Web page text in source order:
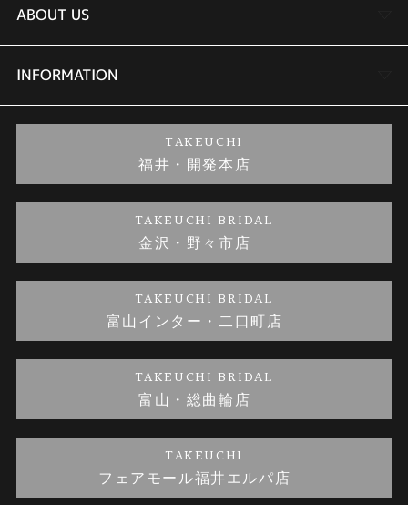
結婚指輪
セットリング
婚約ネックレス
金・プラチナのお取引
TAKEUCHI BRIDAL金沢本店情報
商品一覧
ブランドリスト
金澤指輪工房｜手作りペアリング
金澤指輪工房｜手作り結婚指輪 and 婚約指輪
金澤指輪工房｜手作り婚約指輪プロポーズプラン
ABOUT US
会社概要
お客様の声
INFORMATION
プライバシーポリシー
TAKEUCHI
福井・開発本店
TAKEUCHI BRIDAL
金沢・野々市店
TAKEUCHI BRIDAL
富山インター・二口町店
TAKEUCHI BRIDAL
富山・総曲輪店
TAKEUCHI
フェアモール福井エルパ店